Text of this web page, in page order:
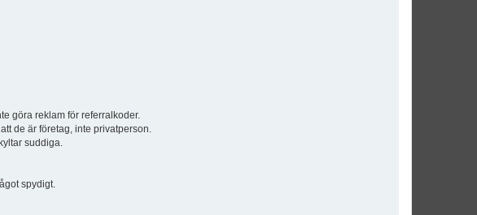
göra reklam för referralkoder.
de är företag, inte privatperson.
suddiga.
spydigt.